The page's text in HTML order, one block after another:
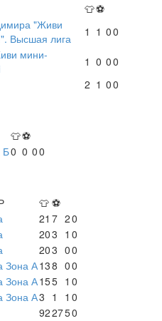
👕⚽
"Живи
Высшая лига
1 1 00
мини-
1 0 00
2 1 00
👕⚽
Б0 0 00
👕 ⚽
21 7 20
203 1 0
203 00
Зона А138 00
Зона А155 1 0
Зона А3 1 1 0
922750